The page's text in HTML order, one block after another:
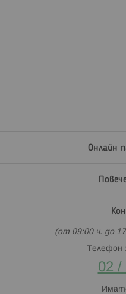
Онлайн
(от 09:00 ч. до
Телефон
02 /